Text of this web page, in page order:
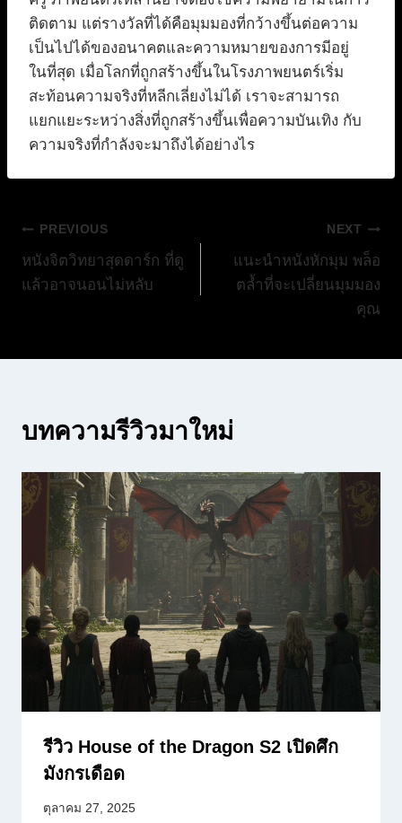
ติดตาม แต่รางวัลที่ได้คือมุมมองที่กว้างขึ้นต่อความ
เป็นไปได้ของอนาคตและความหมายของการมีอยู่
ในที่สุด เมื่อโลกที่ถูกสร้างขึ้นในโรงภาพยนตร์เริ่ม
สะท้อนความจริงที่หลีกเลี่ยงไม่ได้ เราจะสามารถ
แยกแยะระหว่างสิ่งที่ถูกสร้างขึ้นเพื่อความบันเทิง กับ
ความจริงที่กำลังจะมาถึงได้อย่างไร
แนะแนว
เรื่อง
PREVIOUS
หนังจิตวิทยาสุดดาร์ก ที่ดู
แล้วอาจนอนไม่หลับ
NEXT
แนะนำหนังหักมุม พล็อ
ตล้ำที่จะเปลี่ยนมุมมอง
คุณ
บทความรีวิวมาใหม่
รีวิว House of the Dragon S2 เปิดศึก
มังกรเดือด
ตุลาคม 27, 2025